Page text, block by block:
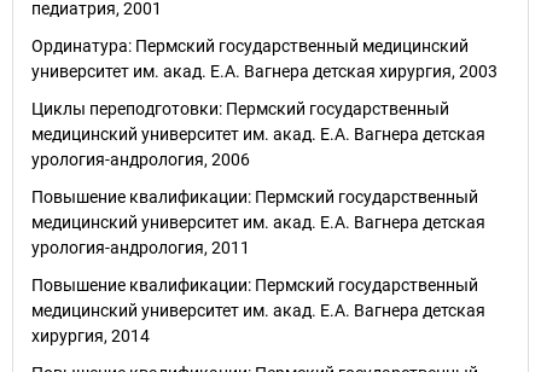
педиатрия, 2001
Ординатура: Пермский государственный медицинский
университет им. акад. Е.А. Вагнера детская хирургия, 2003
Циклы переподготовки: Пермский государственный
медицинский университет им. акад. Е.А. Вагнера детская
урология-андрология, 2006
Повышение квалификации: Пермский государственный
медицинский университет им. акад. Е.А. Вагнера детская
урология-андрология, 2011
Повышение квалификации: Пермский государственный
медицинский университет им. акад. Е.А. Вагнера детская
хирургия, 2014